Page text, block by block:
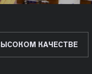
КАЧЕСТВЕ